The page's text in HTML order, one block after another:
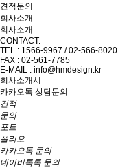
견적문의
회사소개
회사소개
CONTACT.
TEL : 1566-9967 / 02-566-8020
FAX : 02-561-7785
E-MAIL : info@hmdesign.kr
회사소개서
카카오톡 상담문의
견적
문의
포트
폴리오
카카오톡 문의
네이버톡톡 문의